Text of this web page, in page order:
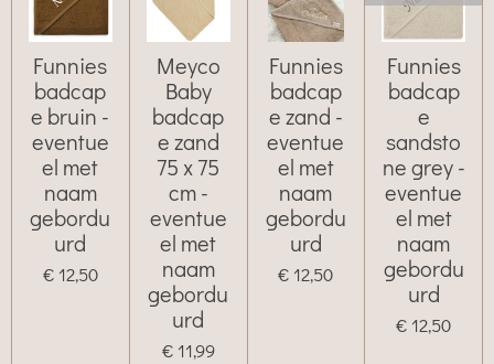
Funnies
badcap
e bruin -
eventue
el met
naam
gebordu
urd
€ 12,50
Meyco
Baby
badcap
e zand
75 x 75
cm -
eventue
el met
naam
gebordu
urd
€ 11,99
Funnies
badcap
e zand -
eventue
el met
naam
gebordu
urd
€ 12,50
Funnies
badcap
e
sandsto
ne grey -
eventue
el met
naam
gebordu
urd
€ 12,50